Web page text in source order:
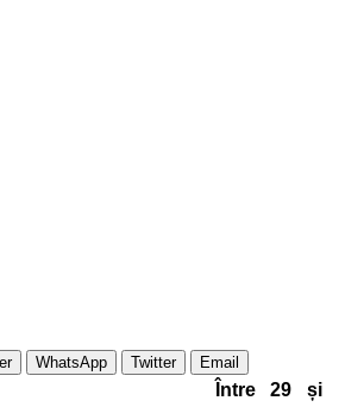
WhatsApp Twitter Email
Între 29 și